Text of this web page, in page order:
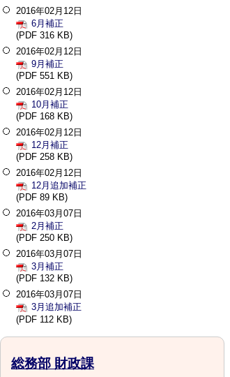
2016年02月12日
6月補正
(PDF 316 KB)
2016年02月12日
9月補正
(PDF 551 KB)
2016年02月12日
10月補正
(PDF 168 KB)
2016年02月12日
12月補正
(PDF 258 KB)
2016年02月12日
12月追加補正
(PDF 89 KB)
2016年03月07日
2月補正
(PDF 250 KB)
2016年03月07日
3月補正
(PDF 132 KB)
2016年03月07日
3月追加補正
(PDF 112 KB)
総務部 財政課